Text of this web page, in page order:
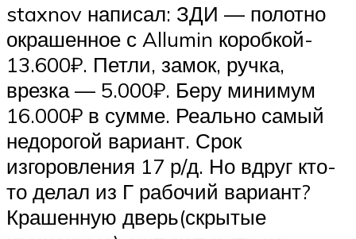
staxnov написал: ЗДИ — полотно
окрашенное с Allumin коробкой-
13.600₽. Петли, замок, ручка,
врезка — 5.000₽. Беру минимум
16.000₽ в сумме. Реально самый
недорогой вариант. Срок
изгоровления 17 р/д. Но вдруг кто-
то делал из Г рабочий вариант?
Крашенную дверь(скрытые